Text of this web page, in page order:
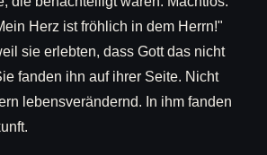
Herz ist fröhlich in dem Herrn!"
sie erlebten, dass Gott das nicht
fanden ihn auf ihrer Seite. Nicht
lebensverändernd. In ihm fanden